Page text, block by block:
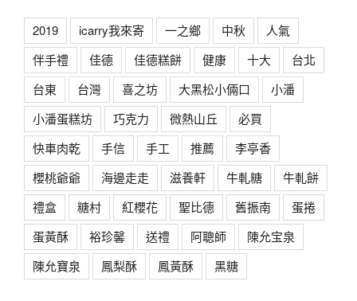
2019 icarry我來寄 一之鄉 中秋
人氣
伴手禮
佳德 佳德糕餅 健康 十大
台北
台東
台灣 喜之坊 大黑松小倆口
小潘
小潘蛋糕坊
巧克力 微熱山丘
必買
快車肉乾
手信 手工 推薦
李亭香
櫻桃爺爺
海邊走走 滋養軒 牛軋糖
牛軋餅
禮盒
糖村 紅櫻花 聖比德 舊振南
蛋捲
蛋黃酥
裕珍馨 送禮 阿聰師
陳允宝泉
陳允寶泉
鳳梨酥 鳳黃酥 黑糖